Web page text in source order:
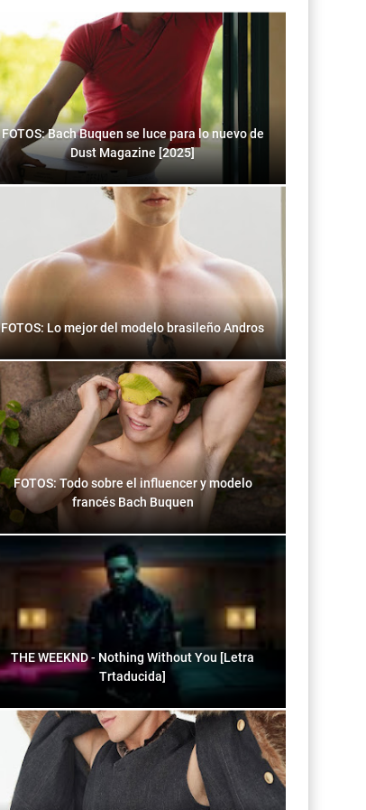
FOTOS: Bach Buquen se luce para lo nuevo de
Dust Magazine [2025]
FOTOS: Lo mejor del modelo brasileño Andros
FOTOS: Todo sobre el influencer y modelo
francés Bach Buquen
THE WEEKND - Nothing Without You [Letra
Trtaducida]